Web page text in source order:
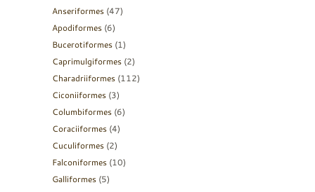
Anseriformes (47)
Apodiformes (6)
Bucerotiformes (1)
Caprimulgiformes (2)
Charadriiformes (112)
Ciconiiformes (3)
Columbiformes (6)
Coraciiformes (4)
Cuculiformes (2)
Falconiformes (10)
Galliformes (5)